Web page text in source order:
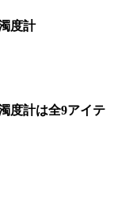
度計
度計は全9アイテ